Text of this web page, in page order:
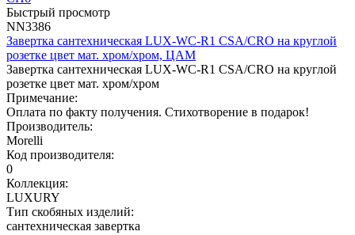
Быстрый просмотр
NN3386
Завертка сантехническая LUX-WC-R1 CSA/CRO на круглой
розетке цвет мат. хром/хром, ЦАМ
Завертка сантехническая LUX-WC-R1 CSA/CRO на круглой
розетке цвет мат. хром/хром
Примечание:
Оплата по факту получения. Стихотворение в подарок!
Производитель:
Morelli
Код производителя:
0
Коллекция:
LUXURY
Тип скобяных изделий:
сантехническая завертка